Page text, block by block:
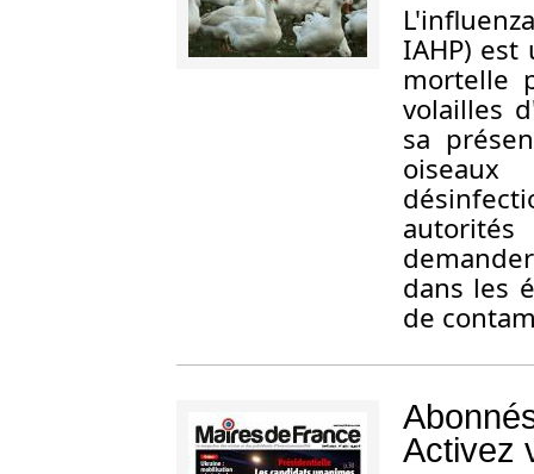
L
IAHP)
mortelle
volailles
sa
dans les
de
Activez